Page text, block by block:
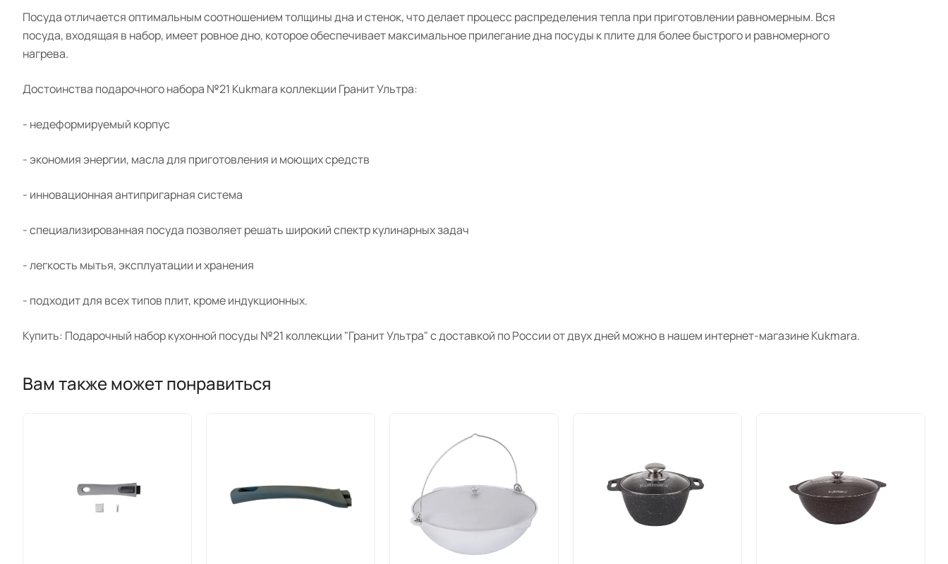
Посуда отличается оптимальным соотношениемтолщиныдна и стенок,что делает процесс распределения тепла при приготовлении равномерным. Вся
посуда, входящая в набор, имеет ровное дно, которое обеспечивает максимальное прилегание дна посуды к плите для более быстрого и равномерного
нагрева.
Достоинства подарочного набора №21 Kukmara коллекции ГранитУльтра:
- недеформируемый корпус
- экономия энергии, масла для приготовления и моющихсредств
- инновационная антипригарная система
- специализированная посуда позволяет решать широкий спектр кулинарных задач
- легкость мытья, эксплуатации и хранения
- подходит для всех типов плит, кроме индукционных.
Купить: Подарочный набор кухонной посуды №21 коллекции "ГранитУльтра" с доставкой по России от двух дней можнов нашем интернет-магазинеKukmara.
Вам также может понравиться